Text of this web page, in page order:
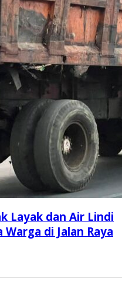
Layak dan Air Lindi
di Jalan Raya